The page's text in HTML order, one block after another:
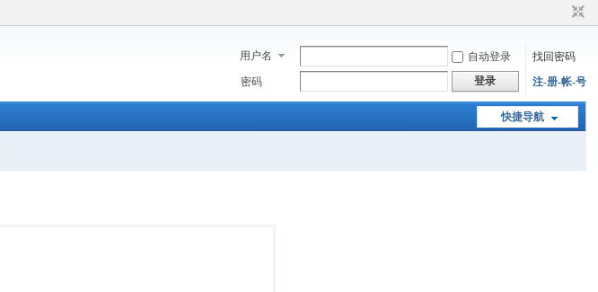
用户名 自动登录
找回密码
密码
登录 注-册-帐-号
快捷导航